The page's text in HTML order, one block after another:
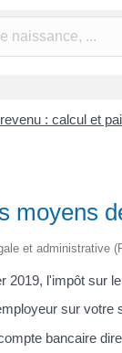
: calcul et
moyens
et administrative
2019, l'impôt sur
sur votre
bancaire